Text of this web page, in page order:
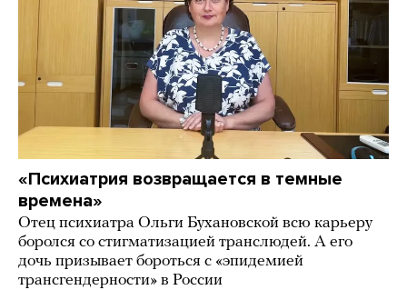
«Психиатрия возвращается в темные
времена»
Отец психиатра Ольги Бухановской всю карьеру
боролся со стигматизацией транслюдей. А его
дочь призывает бороться с «эпидемией
трансгендерности» в России